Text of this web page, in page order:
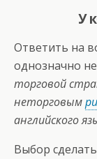
У
Ответить на
однозначно
торговой
неторговым
английского
Выбор